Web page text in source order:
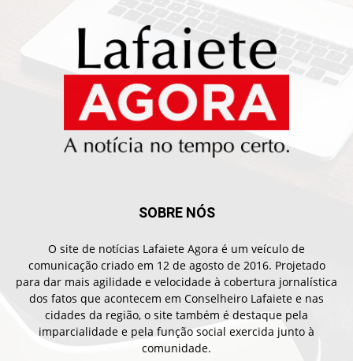
SOBRE NÓS
O site de notícias Lafaiete Agora é um veículo de
comunicação criado em 12 de agosto de 2016. Projetado
para dar mais agilidade e velocidade à cobertura jornalística
dos fatos que acontecem em Conselheiro Lafaiete e nas
cidades da região, o site também é destaque pela
imparcialidade e pela função social exercida junto à
comunidade.